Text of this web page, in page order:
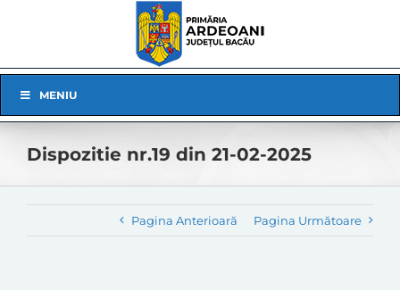
Navigation
MENIU
Dispozitie nr.19 din 21-02-2025
Pagina Anterioară Pagina Următoare